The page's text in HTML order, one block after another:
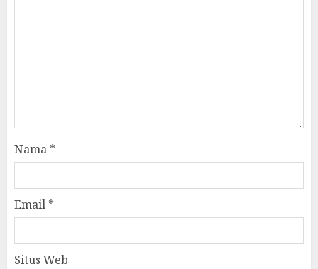
Nama *
Email *
Situs Web